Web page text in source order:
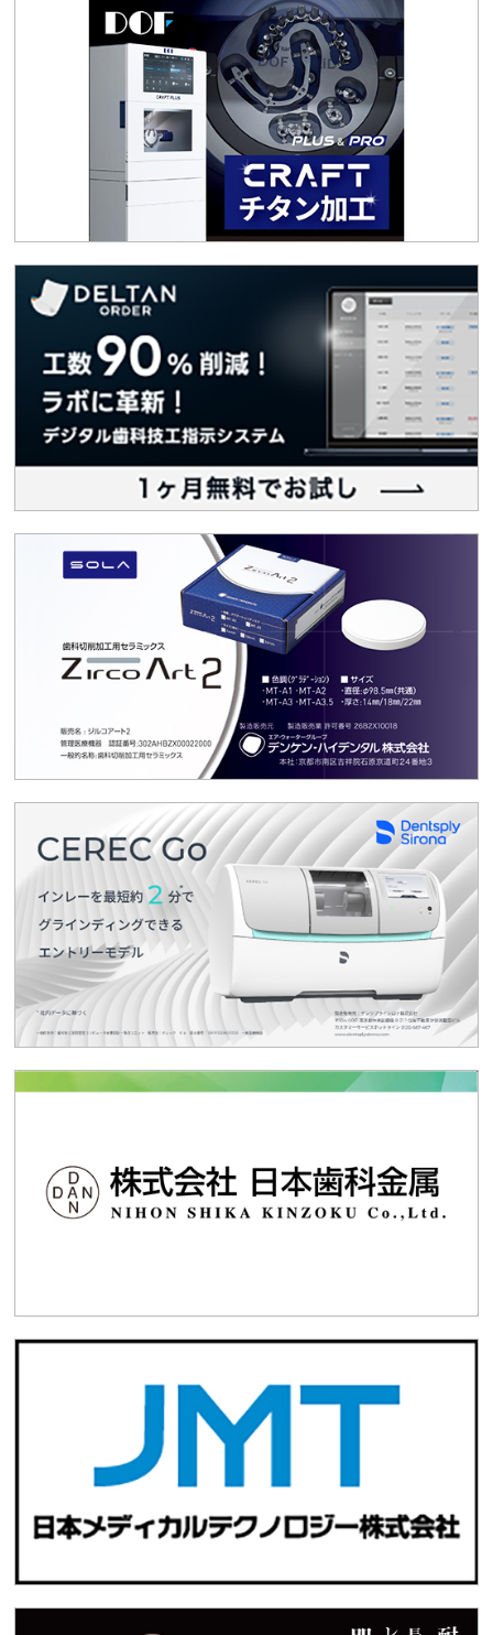
その他コンテンツ
2025.11.19
令和8年1月「新年互礼会」申込みフォーム（新入会員
生涯研修
2025.11.12
R7/11/30「学術講演会」～オンライン開催～
セミナー・講演会
2025.10.31
R7/10/31「法律相談セミナー」～オンライン開催～
生涯研修
R8/1/25「スポーツマウスガード実技講習会」
2025.09.09
【東大阪市】医療機関等物価高騰対策支援金のご案内
会議報告
2025.09.08
【会員限定】会議報告
会員限定
2025.09.04
2025年９月の歯科用貴金属材料価格随時改定につい
生涯研修
2025.07.25
R7/7/27「学術講演会」＆「ながら体操」
セミナー・講演会
2025.07.23
会員限定
2025.07.09
【会員限定】予防接種助成金のご案内
お知らせ
2025.07.01
令和7年度⼤阪府医療機関等物価⾼騰対策⼀時⽀援⾦
について
歯の手話を学ぶ会
2025.06.19
大阪府歯科用語手話作成普及委員会解散のお知らせ
ック
2025.02.21
R7/3/2「歯科技工士連携加算講習会」
R7/2/16「令和6年度 第3回学術WEB講演会」
生涯研修
2024.12.05